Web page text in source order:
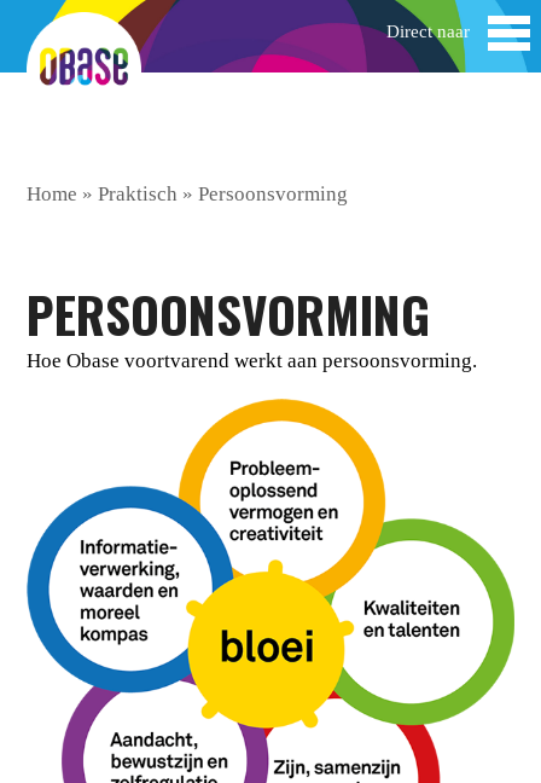
Home »Praktisch »Persoonsvorming
PERSOONSVORMING
Hoe Obase voortvarend werkt aan persoonsvorming.